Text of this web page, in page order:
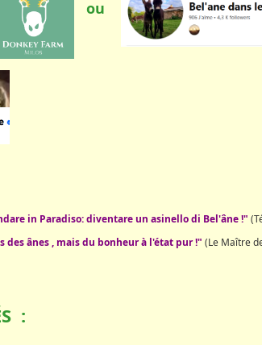
ou
in Paradiso: diventare un asinello di Bel'âne !"
des ânes , mais du bonheur à l'état pur !" (Le Maître
: